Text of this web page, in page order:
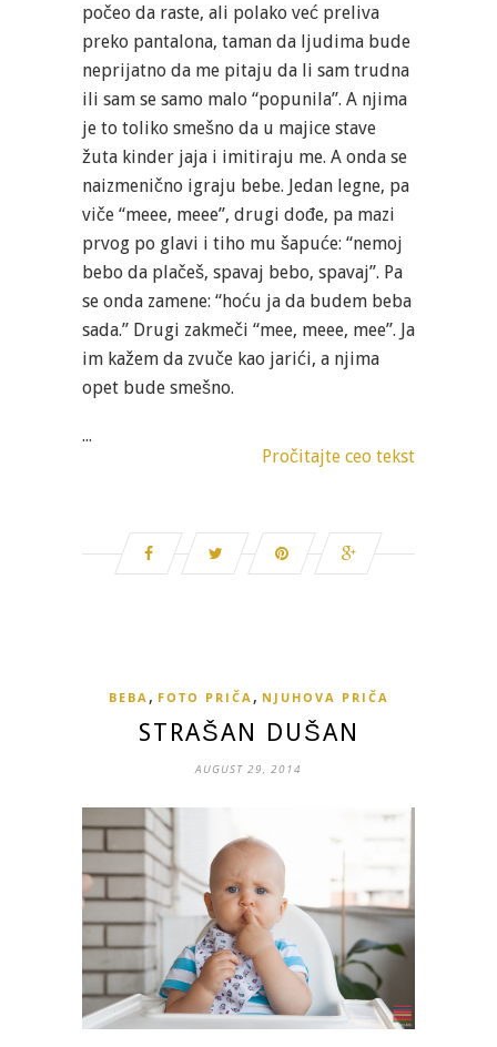
počeo da raste, ali polako već preliva
preko pantalona, taman da ljudima bude
neprijatno da me pitaju da li sam trudna
ili sam se samo malo “popunila”. A njima
je to toliko smešno da u majice stave
žuta kinder jaja i imitiraju me. A onda se
naizmenično igraju bebe. Jedan legne, pa
viče “meee, meee”, drugi dođe, pa mazi
prvog po glavi i tiho mu šapuće: “nemoj
bebo da plačeš, spavaj bebo, spavaj”. Pa
se onda zamene: “hoću ja da budem beba
sada.” Drugi zakmeči “mee, meee, mee”. Ja
im kažem da zvuče kao jarići, a njima
opet bude smešno.
...
Pročitajte ceo tekst
BEBA , FOTO PRIČA , NJUHOVA PRIČA
STRAŠAN DUŠAN
AUGUST 29, 2014